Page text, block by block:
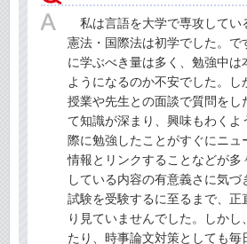
私は言語を大学で専攻してい
憲法・国際法は初学でした。で
に学ぶべき量は多く、勉強中は
ようになるのか不安でした。
授業や先生との面談で質問をし
て知識が深まり、興味もわくよ
際に勉強したことがすぐにニュ
情報とリンクすることなどが多
している内容の有意義さに気
試験を受験するに至るまで、正
り見ていませんでした。しかし
たり、時事論文対策としても毎